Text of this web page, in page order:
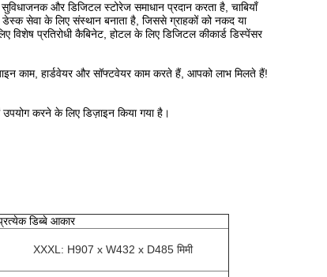
और डिजिटल स्टोरेज समाधान प्रदान करता है, चाबियाँ
सेवा के लिए संस्थान बनाता है, जिससे ग्राहकों को नकद या
विशेष प्रतिरोधी कैबिनेट, होटल के लिए डिजिटल कीकार्ड डिस्पेंसर
काम, हार्डवेयर और सॉफ्टवेयर काम करते हैं, आपको लाभ मिलते हैं!
करने के लिए डिज़ाइन किया गया है।
डिब्बे आकार
XXXL: H907 x W432 x D485 मिमी